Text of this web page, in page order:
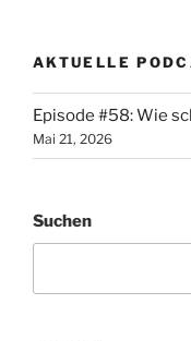
AKTUELLE
Episode #58: Wie
Mai 21, 2026
Suchen